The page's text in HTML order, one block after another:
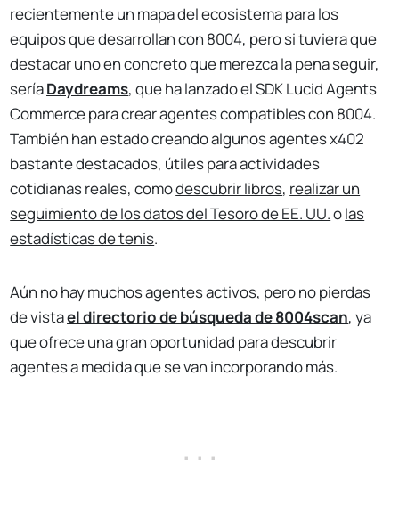
recientemente un mapa del ecosistema para los
equipos que desarrollan con 8004, pero si tuviera que
destacar uno en concreto que merezca la pena seguir,
seríaDaydreams, que ha lanzado el SDK Lucid Agents
Commerce para crear agentes compatibles con 8004.
También han estado creando algunos agentes x402
bastante destacados, útiles para actividades
cotidianas reales, comodescubrir libros, realizar un
seguimiento de los datos del Tesoro de EE. UU.olas
estadísticas de tenis.
Aún no hay muchos agentes activos, pero no pierdas
de vistael directorio de búsqueda de 8004scan, ya
que ofrece una gran oportunidad para descubrir
agentes a medida que se van incorporando más.
. . .